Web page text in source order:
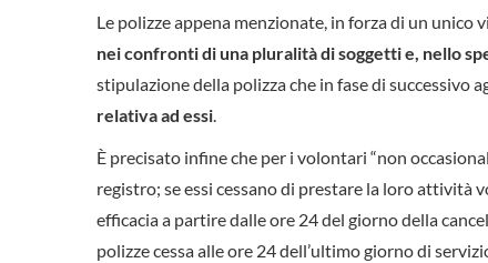
Le polizze appena menzionate, in forza di un unico
nei confronti di una pluralità di soggetti e, nello
stipulazione della polizza che in fase di successivo
relativa ad essi.
È precisato infine che per i volontari “non
registro; se essi cessano di prestare la loro attività
efficacia a partire dalle ore 24 del giorno della
polizze cessa alle ore 24 dell’ultimo giorno di